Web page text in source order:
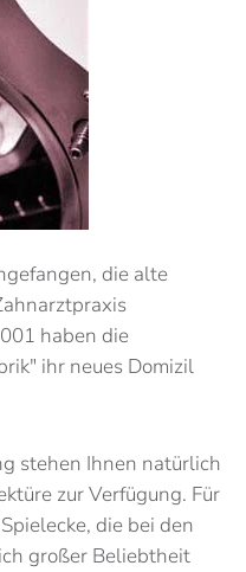
die alte
haben die
ihr neues Domizil
stehen Ihnen natürlich
zur Verfügung. Für
die bei den
großer Beliebtheit